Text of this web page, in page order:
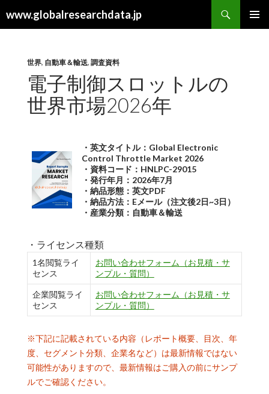
www.globalresearchdata.jp
索
世界, 自動車＆輸送, 調査資料
電子制御スロットルの
世界市場2026年
・英文タイトル：Global Electronic
Control Throttle Market 2026
・資料コード：HNLPC-29015
・発行年月：2026年7月
・納品形態：英文PDF
・納品方法：Eメール（注文後2日~3日）
・産業分類：自動車＆輸送
・ライセンス種類
1名閲覧ライ
センス
お問い合わせフォーム（お見積・サ
ンプル・質問）
企業閲覧ライ
センス
お問い合わせフォーム（お見積・サ
ンプル・質問）
※下記に記載されている内容（レポート概要、目次、年
度、セグメント分類、企業名など）は最新情報ではない
可能性がありますので、最新情報はご購入の前にサンプ
ルでご確認ください。